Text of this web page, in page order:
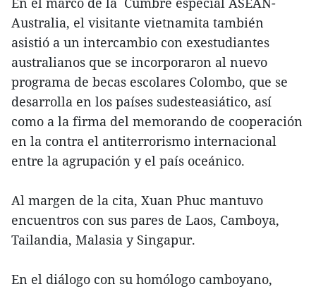
Australia, el visitante vietnamita también
asistió a un intercambio con exestudiantes
australianos que se incorporaron al nuevo
programa de becas escolares Colombo, que se
desarrolla en los países sudesteasiático, así
como a la firma del memorando de cooperación
en la contra el antiterrorismo internacional
entre la agrupación y el país oceánico.
Al margen de la cita, Xuan Phuc mantuvo
encuentros con sus pares de Laos, Camboya,
Tailandia, Malasia y Singapur.
En el diálogo con su homólogo camboyano,